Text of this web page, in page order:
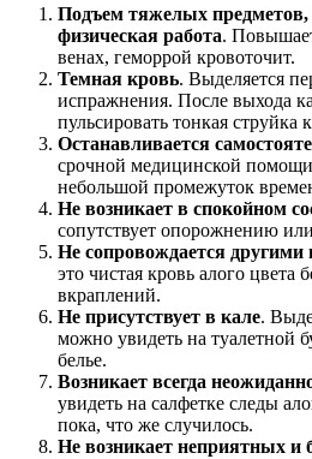
Подъем тяжелых предметов,
физическая работа.
венах, геморрой кровоточит.
Темная кровь. Выделяется
испражнения. После выхода
пульсировать тонкая струйка
Останавливается
срочной медицинской
небольшой промежуток
Не возникает в спокойном
сопутствует опорожнению
Не сопровождается
это чистая кровь алого цвета
вкраплений.
Не присутствует в кале.
можно увидеть на туалетной
белье.
Возникает всегда
увидеть на салфетке следы
пока, что же случилось.
Не возникает неприятных